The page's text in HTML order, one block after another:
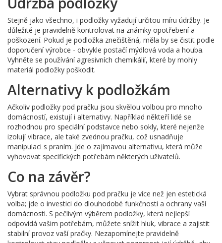
Stejně jako všechno, i podložky vyžadují určitou míru údržby. Je
důležité je pravidelně kontrolovat na známky opotřebení a
poškození. Pokud je podložka znečištěná, měla by se čistit podle
doporučení výrobce - obvykle postačí mýdlová voda a houba.
Vyhněte se používání agresivních chemikálií, které by mohly
materiál podložky poškodit.
Alternativy k podložkám
Ačkoliv podložky pod pračku jsou skvělou volbou pro mnoho
domácností, existují i alternativy. Například někteří lidé se
rozhodnou pro speciální podstavce nebo sokly, které nejenže
izolují vibrace, ale také zvednou pračku, což usnadňuje
manipulaci s praním. Jde o zajímavou alternativu, která může
vyhovovat specifických potřebám některých uživatelů.
Co na závěr?
Vybrat správnou podložku pod pračku je více než jen estetická
volba; jde o investici do dlouhodobé funkčnosti a ochrany vaší
domácnosti. S pečlivým výběrem podložky, která nejlepší
odpovídá vašim potřebám, můžete snížit hluk, vibrace a zajistit
stabilní provoz vaší pračky. Nezapomínejte pravidelně